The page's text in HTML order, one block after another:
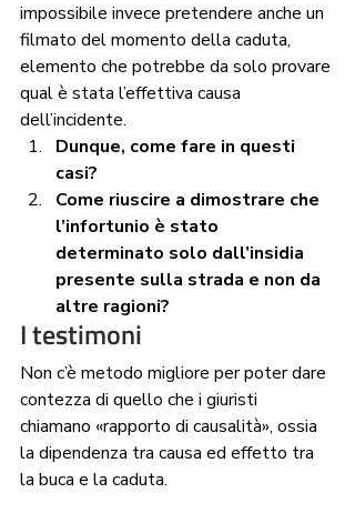
impossibile invece pretendere anche un
filmato del momento della caduta,
elemento che potrebbe da solo provare
qual è stata l’effettiva causa
dell’incidente.
Dunque, come fare in questi
casi?
Come riuscire a dimostrare che
l’infortunio è stato
determinato solo dall’insidia
presente sulla strada e non da
altre ragioni?
I testimoni
Non c’è metodo migliore per poter dare
contezza di quello che i giuristi
chiamano «rapporto di causalità», ossia
la dipendenza tra causa ed effetto tra
la buca e la caduta.